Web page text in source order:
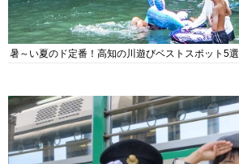
暑～い夏のド定番！高知の川遊びベストスポット5選